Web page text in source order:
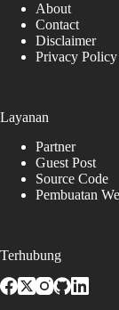
About
Contact
Disclaimer
Privacy Policy
Layanan
Partner
Guest Post
Source Code
Pembuatan
Terhubung